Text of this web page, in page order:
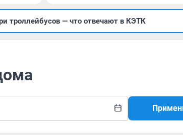
троллейбусов — что отвечают в КЭТК